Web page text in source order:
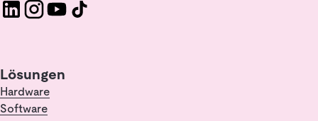
Lösungen
Hardware
Software